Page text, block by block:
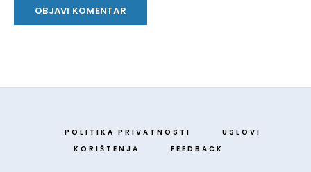
POLITIKA PRIVATNOSTI
USLOVI
KORIŠTENJA
FEEDBACK